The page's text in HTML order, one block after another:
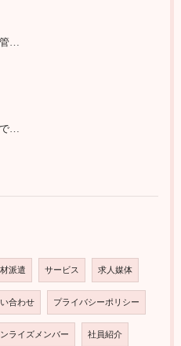
学ぶ
技士
材派遣 サービス 求人媒体
合わせ プライバシーポリシー
ライズメンバー 社員紹介